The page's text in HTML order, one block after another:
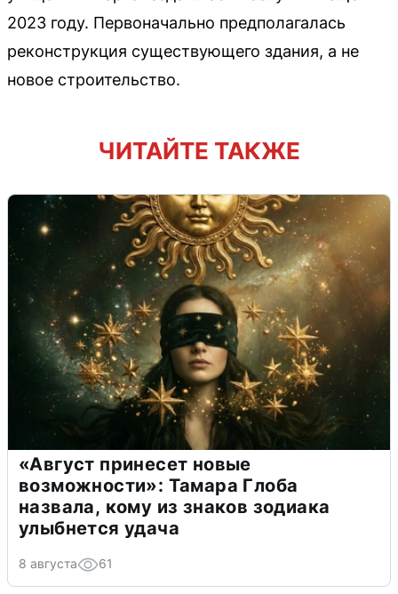
2023 году. Первоначально предполагалась
реконструкция существующего здания, а не
новое строительство.
ЧИТАЙТЕ ТАКЖЕ
«Август принесет новые
возможности»: Тамара Глоба
назвала, кому из знаков зодиака
улыбнется удача
8 августа 61